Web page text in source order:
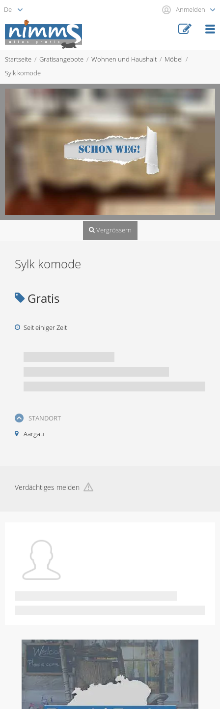
Anmelden
Startseite Gratisangebote Wohnen und Haushalt
Möbel
Sylk komode
Vergrössern
Sylk komode
Gratis
Seit einiger Zeit
STANDORT
Aargau
Verdächtiges melden